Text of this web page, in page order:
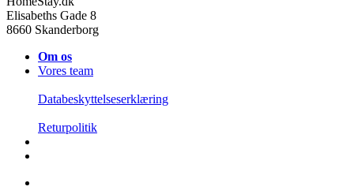
Elisabeths Gade 8
8660 Skanderborg
Om os
Vores team
Databeskyttelseserklæring
Returpolitik